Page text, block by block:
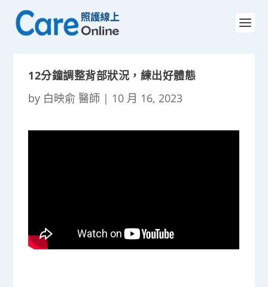
12分鐘調整背部狀況，練出好體態
by 白映俞 醫師 | 10 月 16, 2023